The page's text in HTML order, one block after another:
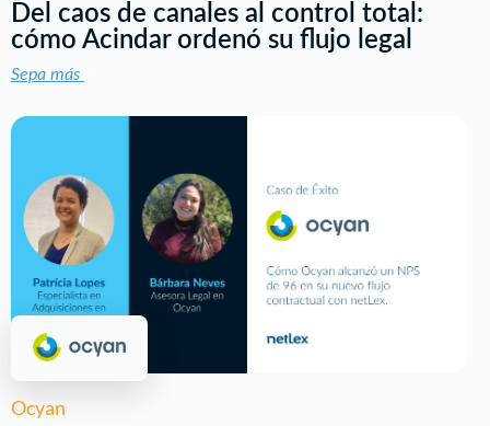
Del caos de canales al control total:
cómo Acindar ordenó su flujo legal
Sepa más
Ocyan